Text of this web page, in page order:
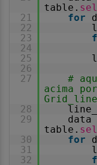
table.
21
for
22
23
24
25
26
27
#
acima
28
29
table.
30
for
31
32